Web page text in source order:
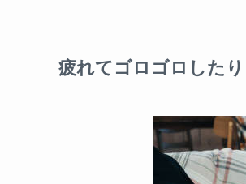
疲れてゴロゴロした